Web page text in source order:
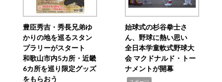
豊臣秀吉・秀長兄弟ゆ
かりの地を巡るスタン
プラリーがスタート
和歌山市内5カ所・近畿
6カ所を巡り限定グッズ
をもらおう
始球式の杉谷拳士さ
ん、野球に熱い思い
全日本学童軟式野球大
会 マクドナルド・トー
ナメントが開幕